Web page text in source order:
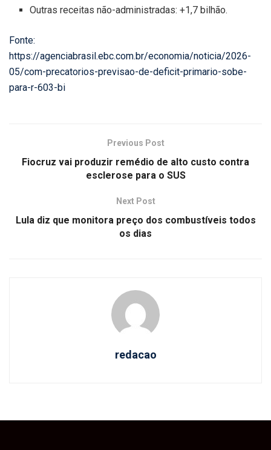
Outras receitas não-administradas: +1,7 bilhão.
Fonte:
https://agenciabrasil.ebc.com.br/economia/noticia/2026-
05/com-precatorios-previsao-de-deficit-primario-sobe-
para-r-603-bi
Previous Post
Fiocruz vai produzir remédio de alto custo contra
esclerose para o SUS
Next Post
Lula diz que monitora preço dos combustíveis todos
os dias
redacao